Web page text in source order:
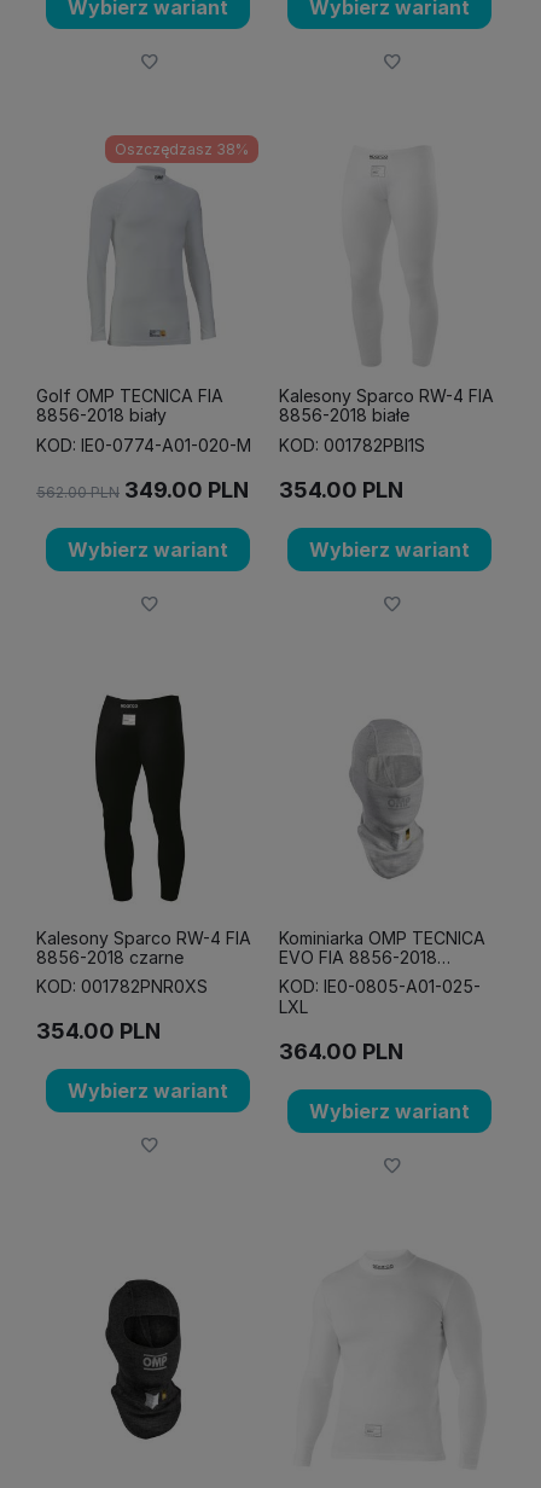
Wybierz wariant Wybierz wariant
Oszczędzasz 38%
Golf OMP TECNICA FIA
8856-2018 biały
KOD: IE0-0774-A01-020-M
562.00 PLN 349.00 PLN
Wybierz wariant
Kalesony Sparco RW-4 FIA
8856-2018 białe
KOD: 001782PBI1S
354.00 PLN
Wybierz wariant
Kalesony Sparco RW-4 FIA
8856-2018 czarne
KOD: 001782PNR0XS
354.00 PLN
Wybierz wariant
Kominiarka OMP TECNICA
EVO FIA 8856-2018
srebrna
KOD: IE0-0805-A01-025-
LXL
364.00 PLN
Wybierz wariant